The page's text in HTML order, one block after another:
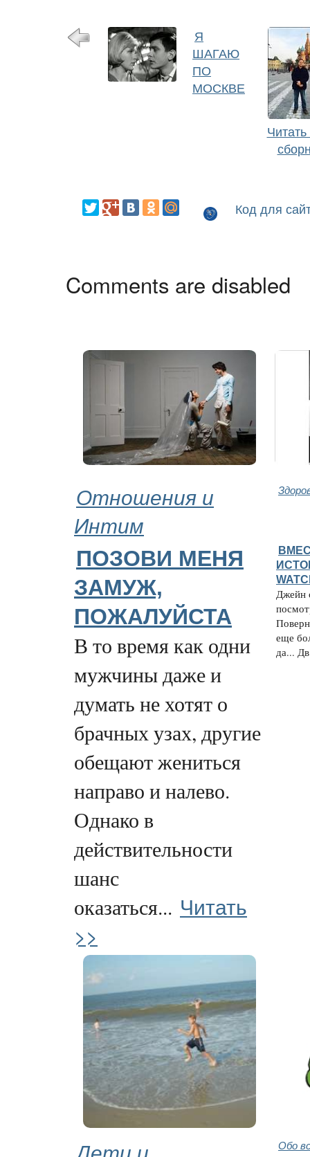
Я
ШАГАЮ
ПО
МОСКВЕ
Код для
Comments are disabled
Отношения и
Интим
ПОЗОВИ МЕНЯ
ЗАМУЖ,
ПОЖАЛУЙСТА
В то время как одни
мужчины даже и
думать не хотят о
брачных узах, другие
обещают жениться
направо и налево.
Однако в
действительности
шанс
оказаться... Читать
>>
Джейн
еще
да...
Обо